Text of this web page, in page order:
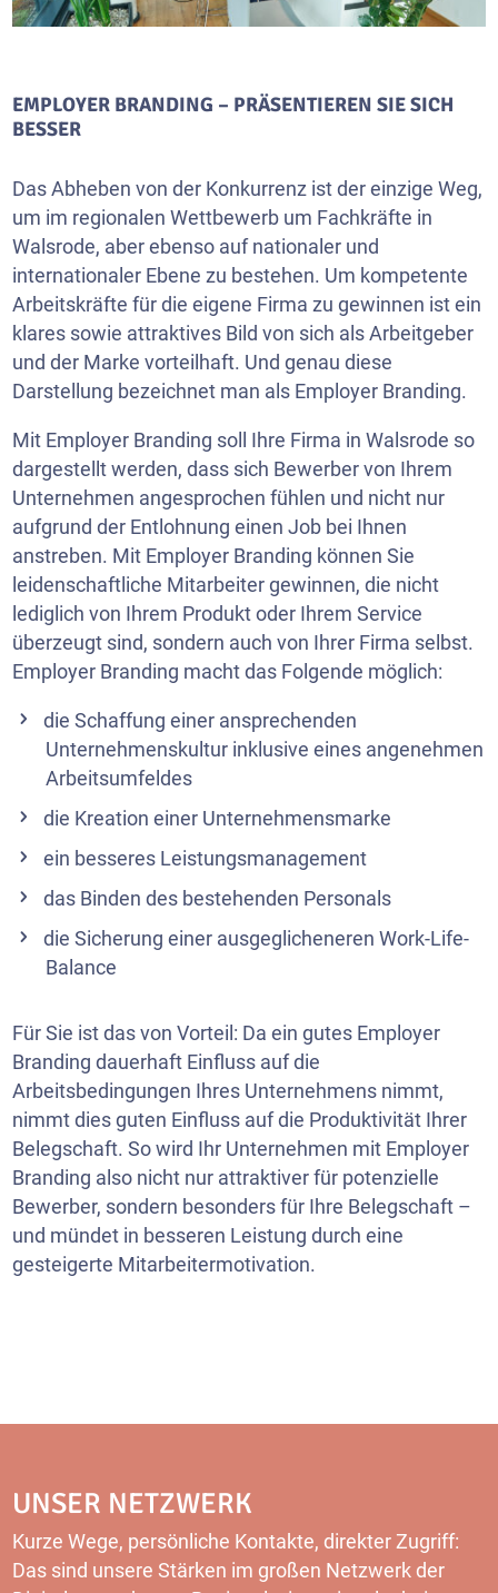
EMPLOYER BRANDING – PRÄSENTIEREN SIE SICH
BESSER
Das Abheben von der Konkurrenz ist der einzige Weg,
um im regionalen Wettbewerb um Fachkräfte in
Walsrode, aber ebenso auf nationaler und
internationaler Ebene zu bestehen. Um kompetente
Arbeitskräfte für die eigene Firma zu gewinnen ist ein
klares sowie attraktives Bild von sich als Arbeitgeber
und der Marke vorteilhaft. Und genau diese
Darstellung bezeichnet man als Employer Branding.
Mit Employer Branding soll Ihre Firma in Walsrode so
dargestellt werden, dass sich Bewerber von Ihrem
Unternehmen angesprochen fühlen und nicht nur
aufgrund der Entlohnung einen Job bei Ihnen
anstreben. Mit Employer Branding können Sie
leidenschaftliche Mitarbeiter gewinnen, die nicht
lediglich von Ihrem Produkt oder Ihrem Service
überzeugt sind, sondern auch von Ihrer Firma selbst.
Employer Branding macht das Folgende möglich:
die Schaffung einer ansprechenden
Unternehmenskultur inklusive eines angenehmen
Arbeitsumfeldes
die Kreation einer Unternehmensmarke
ein besseres Leistungsmanagement
das Binden des bestehenden Personals
die Sicherung einer ausgeglicheneren Work-Life-
Balance
Für Sie ist das von Vorteil: Da ein gutes Employer
Branding dauerhaft Einfluss auf die
Arbeitsbedingungen Ihres Unternehmens nimmt,
nimmt dies guten Einfluss auf die Produktivität Ihrer
Belegschaft. So wird Ihr Unternehmen mit Employer
Branding also nicht nur attraktiver für potenzielle
Bewerber, sondern besonders für Ihre Belegschaft –
und mündet in besseren Leistung durch eine
gesteigerte Mitarbeitermotivation.
UNSER NETZWERK
Kurze Wege, persönliche Kontakte, direkter Zugriff:
Das sind unsere Stärken im großen Netzwerk der